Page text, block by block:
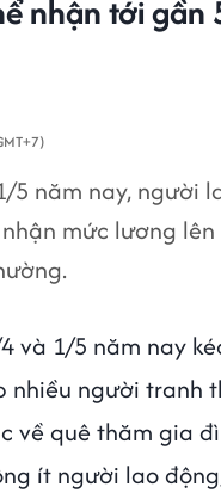
nhận tới gần
5 năm nay, người
mức lương lên
và 1/5 năm nay
nhiều người tranh
về quê thăm gia
ít người lao